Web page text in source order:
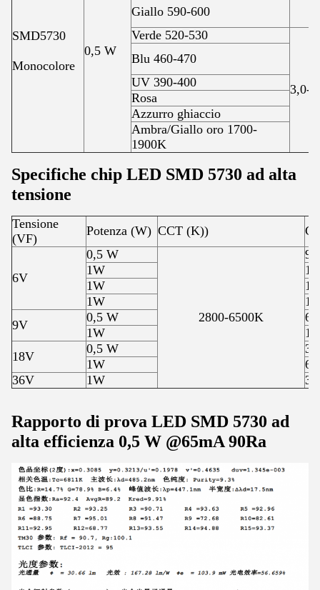
SMD5730
Monocolore
0,5 W
Giallo 590-600
Verde 520-530
3,0-
Blu 460-470
UV 390-400
Rosa
Azzurro ghiaccio
Ambra/Giallo oro 1700-
1900K
Specifiche chip LED SMD 5730 ad alta
tensione
Tensione
(VF)
Potenza (W) CCT (K))
6V
0,5 W
2800-6500K
1W
1W
1W
9V
0,5 W
1W
18V
0,5 W
1W
36V
1W
Rapporto di prova LED SMD 5730 ad
alta efficienza 0,5 W @65mA 90Ra